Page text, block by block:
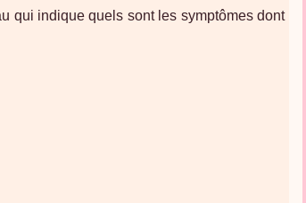
qui indique quels sont les symptômes dont